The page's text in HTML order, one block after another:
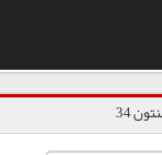
34